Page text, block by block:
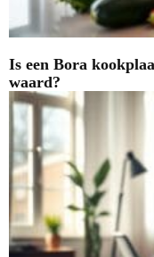
Is een Bora
waard?